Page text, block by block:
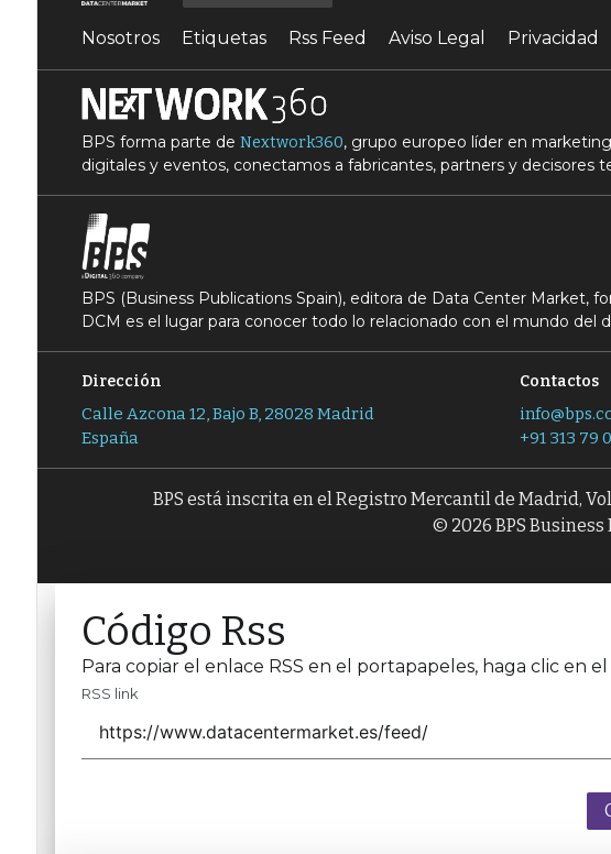
Nosotros Etiquetas Rss Feed Aviso Legal Privacidad
BPS forma parte de Nextwork360, grupo europeo líder en
digitales y eventos, conectamos a fabricantes, partners y decisores
BPS (Business Publications Spain), editora de Data Center Market,
DCM es el lugar para conocer todo lo relacionado con el mundo
Dirección
Calle Azcona 12, Bajo B, 28028 Madrid
España
Contactos
+91 313 79
BPS está inscrita en el Registro Mercantil de Madrid,
© 2026 BPS
Código Rss
Para copiar el enlace RSS en el portapapeles, haga clic en
RSS link